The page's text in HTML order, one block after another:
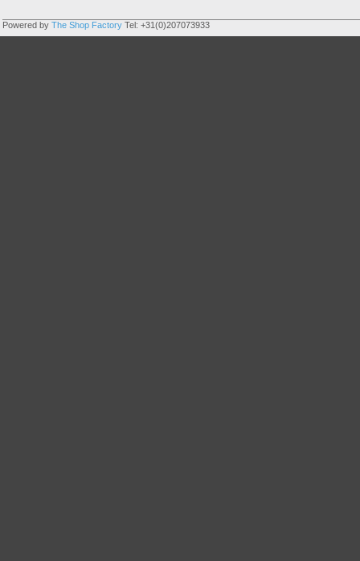
Powered by The Shop Factory Tel: +31(0)207073933